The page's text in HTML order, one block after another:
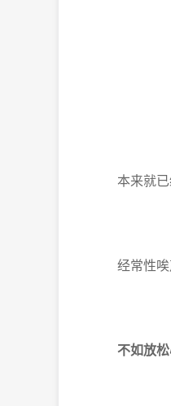
本来就已经
经常性唉声
不如放松